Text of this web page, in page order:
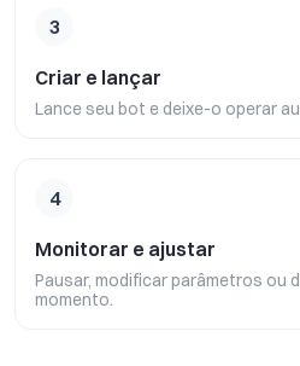
3
Criar e lançar
Lance seu bot e deixe-o operar
4
Monitorar e ajustar
Pausar, modificar parâmetros ou
momento.